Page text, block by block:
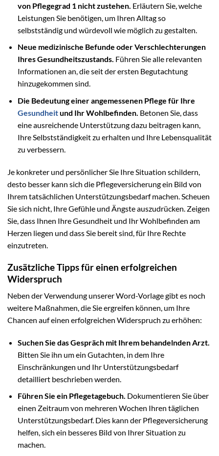
von Pflegegrad 1 nicht zustehen. Erläutern Sie, welche
Leistungen Sie benötigen, um Ihren Alltag so
selbstständig und würdevoll wie möglich zu gestalten.
Neue medizinische Befunde oder Verschlechterungen
Ihres Gesundheitszustands. Führen Sie alle relevanten
Informationen an, die seit der ersten Begutachtung
hinzugekommen sind.
Die Bedeutung einer angemessenen Pflege für Ihre
Gesundheitund Ihr Wohlbefinden. Betonen Sie, dass
eine ausreichende Unterstützung dazu beitragen kann,
Ihre Selbstständigkeit zu erhalten und Ihre Lebensqualität
zu verbessern.
Je konkreter und persönlicher Sie Ihre Situation schildern,
desto besser kann sich die Pflegeversicherung ein Bild von
Ihrem tatsächlichen Unterstützungsbedarf machen. Scheuen
Sie sich nicht, Ihre Gefühle und Ängste auszudrücken. Zeigen
Sie, dass Ihnen Ihre Gesundheit und Ihr Wohlbefinden am
Herzen liegen und dass Sie bereit sind, für Ihre Rechte
einzutreten.
Zusätzliche Tipps für einen erfolgreichen
Widerspruch
Neben der Verwendung unserer Word-Vorlage gibt es noch
weitere Maßnahmen, die Sie ergreifen können, um Ihre
Chancen auf einen erfolgreichen Widerspruch zu erhöhen:
Suchen Sie das Gespräch mit Ihrem behandelnden Arzt.
Bitten Sie ihn um ein Gutachten, in dem Ihre
Einschränkungen und Ihr Unterstützungsbedarf
detailliert beschrieben werden.
Führen Sie ein Pflegetagebuch. Dokumentieren Sie über
einen Zeitraum von mehreren Wochen Ihren täglichen
Unterstützungsbedarf. Dies kann der Pflegeversicherung
helfen, sich ein besseres Bild von Ihrer Situation zu
machen.